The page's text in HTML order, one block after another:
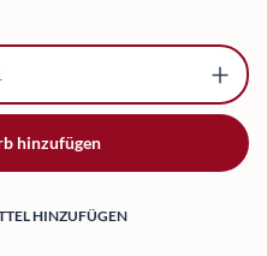
gewünschten Wert
hinzufügen
HINZUFÜGEN